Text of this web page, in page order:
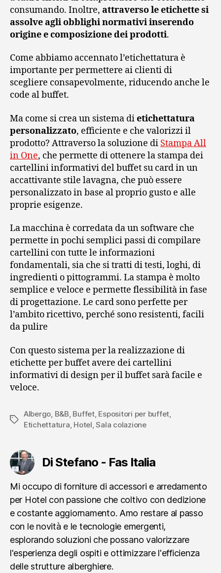
consumando. Inoltre, attraverso le etichette si
assolve agli obblighi normativi inserendo
origine e composizione dei prodotti.
Come abbiamo accennato l’etichettatura è
importante per permettere ai clienti di
scegliere consapevolmente, riducendo anche le
code al buffet.
Ma come si crea un sistema dietichettatura
personalizzato, efficiente e che valorizzi il
prodotto? Attraverso la soluzione di Stampa All
in One, che permette di ottenere la stampa dei
cartellini informativi del buffet su card in un
accattivante stile lavagna, che può essere
personalizzato in base al proprio gusto e alle
proprie esigenze.
La macchina è corredata da un software che
permette in pochi semplici passi di compilare
cartellini con tutte le informazioni
fondamentali, sia che si tratti di testi, loghi, di
ingredienti o pittogrammi. La stampa è molto
semplice e veloce e permette flessibilità in fase
di progettazione. Le card sono perfette per
l’ambito ricettivo, perché sono resistenti, facili
da pulire
Con questo sistema per la realizzazione di
etichette per buffet avere dei cartellini
informativi di design per il buffet sarà facile e
veloce.
Tag
Albergo, B&B, Buffet, Espositori per buffet,
Etichettatura, Hotel,Sala colazione
Di Stefano - Fas Italia
Mi occupo di forniture di accessori e arredamento
per Hotel con passione che coltivo con dedizione
e costante aggiornamento. Amo restare al passo
con le novità e le tecnologie emergenti,
esplorando soluzioni che possano valorizzare
l'esperienza degli ospiti e ottimizzare l'efficienza
delle strutture alberghiere.